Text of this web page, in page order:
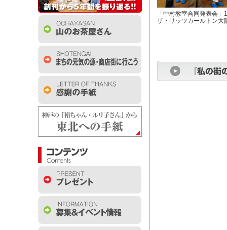
「中村教室合同発表会」
ザ・リッツカールトン大